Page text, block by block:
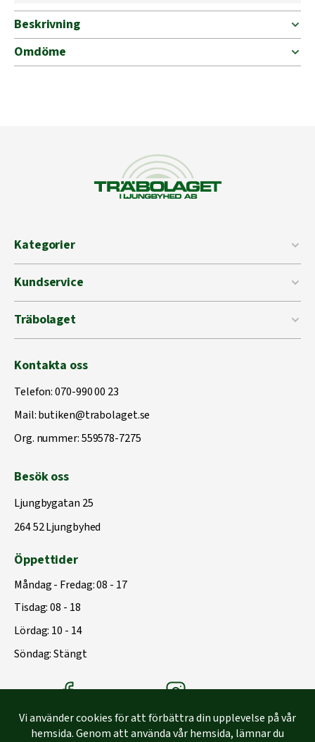
mängd
Beskrivning
Omdöme
Kategorier
Kundservice
Träbolaget
Kontakta oss
Telefon:070-990 00 23
Mail:butiken@trabolaget.se
Org. nummer: 559578-7275
Besök oss
Ljungbygatan 25
264 52 Ljungbyhed
Öppettider
Måndag - Fredag: 08 - 17
Tisdag: 08 - 18
Lördag: 10 - 14
Söndag: Stängt
Träbolagets FacebookTräbolagets instagram